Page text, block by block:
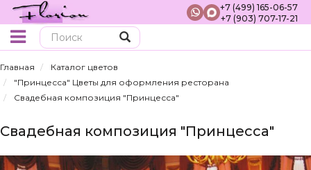
+7 (499) 165-06-57
+7 (903) 707-17-21
Главная
Каталог цветов
"Принцесса" Цветы для оформления ресторана
Свадебная композиция "Принцесса"
Свадебная композиция "Принцесса"